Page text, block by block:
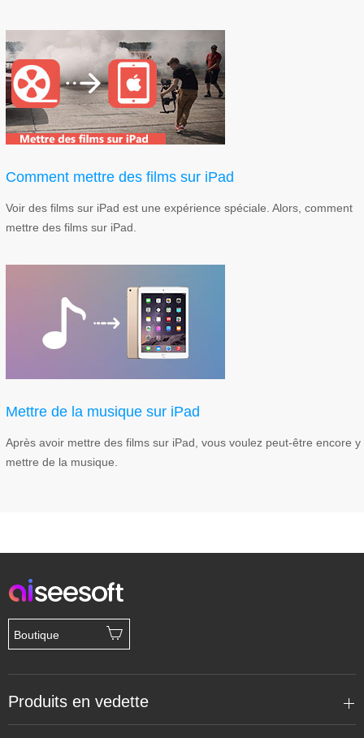
Comment mettre des films sur iPad
Voir des films sur iPad est une expérience spéciale. Alors, comment
mettre des films sur iPad.
Mettre de la musique sur iPad
Après avoir mettre des films sur iPad, vous voulez peut-être encore y
mettre de la musique.
Boutique
Produits en vedette